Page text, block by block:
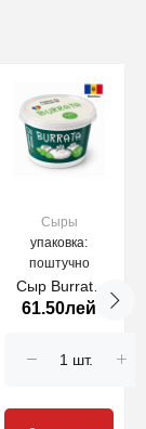
Сыры
упаковка:
поштучно
Сыр Burrata
Ferma cu
61.50лей